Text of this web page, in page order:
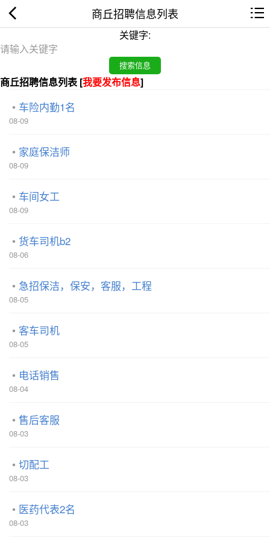
商丘招聘信息列表
关键字:
商丘招聘信息列表 [我要发布信息]
车险内勤1名
08-09
家庭保洁师
08-09
车间女工
08-09
货车司机b2
08-06
急招保洁，保安，客服，工程
08-05
客车司机
08-05
电话销售
08-04
售后客服
08-03
切配工
08-03
医药代表2名
08-03